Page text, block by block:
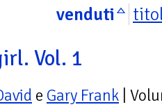
venduti
Vol. 1
e Gary Frank |